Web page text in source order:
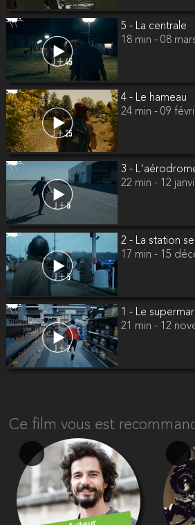
5 - La centrale
18 min - 08
4 - Le hameau
24 min - 09
3 -
22 min - 12
2 - La station
17 min - 15
1 - Le
21 min - 12
Ce film vous est